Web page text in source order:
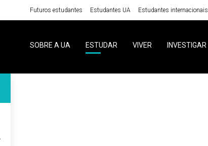
Futuros estudantes Estudantes UA Estudantes internacionais
SOBRE A UA ESTUDAR VIVER INVESTIGAR